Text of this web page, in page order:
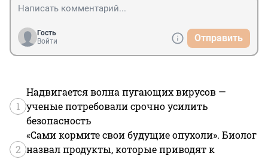
Гость
Войти
Отправить
1
Надвигается волна пугающих вирусов —
ученые потребовали срочно усилить
безопасность
2
«Сами кормите свои будущие опухоли». Биолог
назвал продукты, которые приводят к